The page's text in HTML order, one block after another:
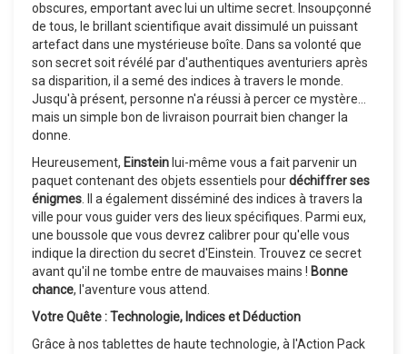
obscures, emportant avec lui un ultime secret. Insoupçonné
de tous, le brillant scientifique avait dissimulé un puissant
artefact dans une mystérieuse boîte. Dans sa volonté que
son secret soit révélé par d'authentiques aventuriers après
sa disparition, il a semé des indices à travers le monde.
Jusqu'à présent, personne n'a réussi à percer ce mystère...
mais un simple bon de livraison pourrait bien changer la
donne.
Heureusement, Einstein lui-même vous a fait parvenir un
paquet contenant des objets essentiels pourdéchiffrer ses
énigmes . Il a également disséminé des indices à travers la
ville pour vous guider vers des lieux spécifiques. Parmi eux,
une boussole que vous devrez calibrer pour qu'elle vous
indique la direction du secret d'Einstein. Trouvez ce secret
avant qu'il ne tombe entre de mauvaises mains ! Bonne
chance, l'aventure vous attend.
Votre Quête : Technologie, Indices et Déduction
Grâce à nos tablettes de haute technologie, à l'Action Pack